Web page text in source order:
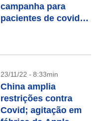
campanha para
pacientes de covid-
23/11/22 - 8:33min
China amplia
restrições contra
Covid; agitação em